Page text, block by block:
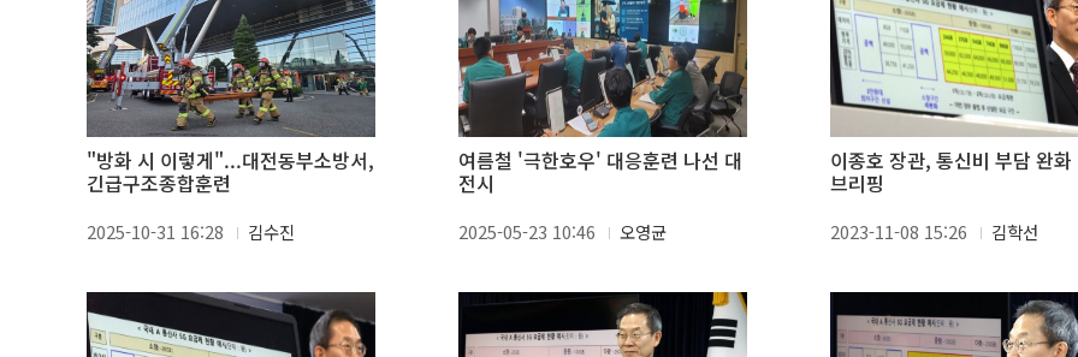
"방화 시 이렇게"...대전동부소방서,
긴급구조종합훈련
2025-10-31 16:28 김수진
여름철 '극한호우' 대응훈련 나선 대
전시
2025-05-23 10:46 오영균
이종호 장관, 통신비 부담 완화
브리핑
2023-11-08 15:26 김학선